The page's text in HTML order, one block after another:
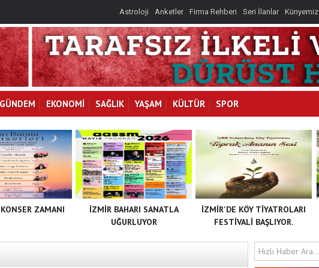
Astroloji Anketler Firma Rehberi Seri İlanlar Künyemiz
GÜNDEM EKONOMİ SAĞLIK YAŞAM KÜLTÜR SPOR
ZAMANI
İZMİR BAHARI SANATLA
UĞURLUYOR
İZMİR'DE KÖY TİYATROLARI
FESTİVALİ BAŞLIYOR.